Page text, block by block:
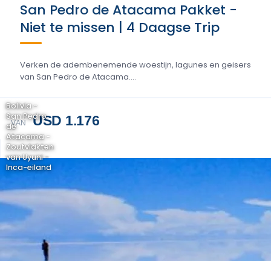
San Pedro de Atacama Pakket -
Niet te missen | 4 Daagse Trip
Verken de adembenemende woestijn, lagunes en geisers
van San Pedro de Atacama....
VAN USD 1.176
Bolivia -
San Pedro
de
Atacama -
Zoutvlakten
van Uyuni -
Inca-eiland